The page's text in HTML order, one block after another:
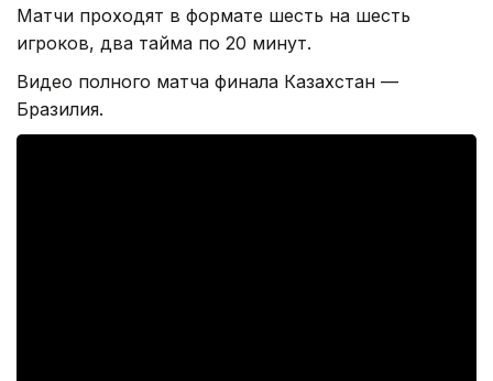
Матчи проходят в формате шесть на шесть
игроков, два тайма по 20 минут.
Видео полного матча финала Казахстан —
Бразилия.